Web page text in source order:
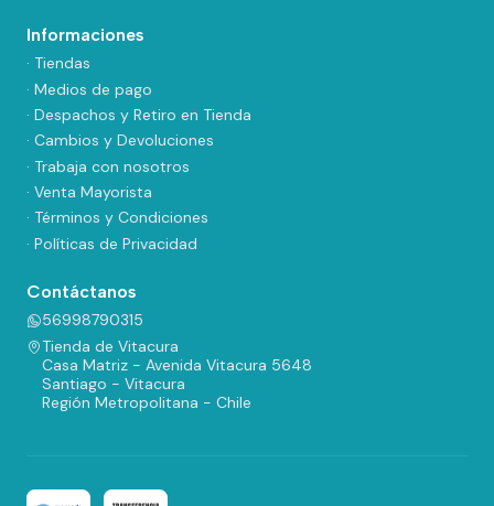
Informaciones
· Tiendas
· Medios de pago
· Despachos y Retiro en Tienda
· Cambios y Devoluciones
· Trabaja con nosotros
· Venta Mayorista
· Términos y Condiciones
· Políticas de Privacidad
Contáctanos
56998790315
Tienda de Vitacura
Casa Matriz - Avenida Vitacura 5648
Santiago - Vitacura
Región Metropolitana - Chile